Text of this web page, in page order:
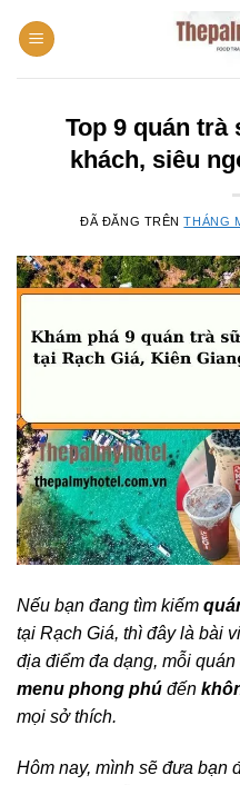
đến
Top 9 quán trà
khách, siêu
ĐÃ ĐĂNG TRÊNTHÁNG
Nếu bạn đang tìm kiếm
tại Rạch Giá, thì đây là bài
địa điểm đa dạng, mỗi
menu phong phú đến
mọi sở thích.
Hôm nay, mình sẽ đưa bạn